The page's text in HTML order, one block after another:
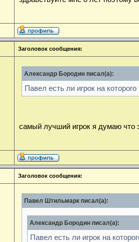
Заголовок сообщения:
Александр Бородин писал(а):
Павел есть ли игрок на
самый лучший игрок я думаю что
Заголовок сообщения:
Павел Штильмарк писал(а):
Александр Бородин писал(а):
Павел есть ли игрок на